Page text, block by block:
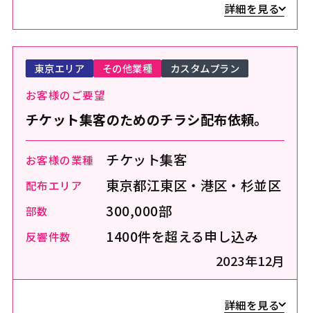
詳細を見る
お客様のご要望
チケット集客のためのチラシ配布依頼。
お客様の業種 チケット集客
配布エリア 東京都江東区・港区・杉並区
部数 300,000部
反響件数 1400件を超える申し込み
2023年12月
東京エリア その他業種 カスタムプラン
詳細を見る